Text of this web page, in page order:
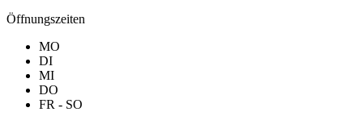
Öffnungszeiten
MO
DI
MI
DO
FR - SO